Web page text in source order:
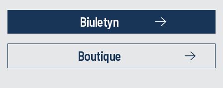
Biuletyn
Boutique